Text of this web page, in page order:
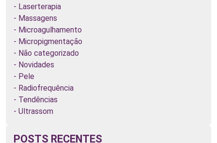
Laserterapia
Massagens
Microagulhamento
Micropigmentação
Não categorizado
Novidades
Pele
Radiofrequência
Tendências
Ultrassom
POSTS RECENTES